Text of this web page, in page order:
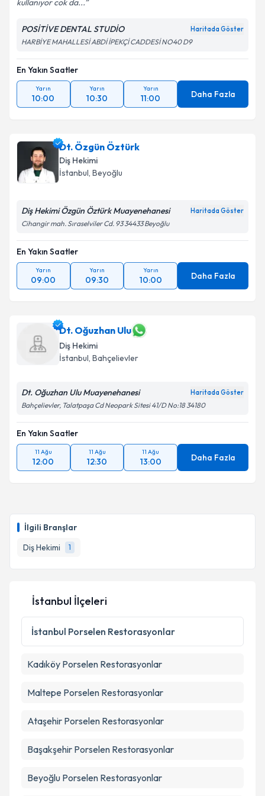
İlgili Branşlar
Diş Hekimi
1
kullanıyor cok da...
POSİTİVE DENTAL STUDİO Haritada Göster
HARBİYE MAHALLESİ ABDİ İPEKÇİ CADDESİ NO40 D9
En Yakın Saatler
Yarın
10:00
Yarın
10:30
Yarın
11:00 Daha Fazla
Dt. Özgün Öztürk
Diş Hekimi
İstanbul, Beyoğlu
Diş Hekimi Özgün Öztürk Muayenehanesi Haritada Göster
Cihangir mah. Sıraselviler Cd. 93 34433 Beyoğlu
En Yakın Saatler
Yarın
09:00
Yarın
09:30
Yarın
10:00 Daha Fazla
Dt. Oğuzhan Ulu
Diş Hekimi
İstanbul, Bahçelievler
Dt. Oğuzhan Ulu Muayenehanesi Haritada Göster
Bahçelievler, Talatpaşa Cd Neopark Sitesi 41/D No:18 34180
En Yakın Saatler
11 Ağu
12:00
11 Ağu
12:30
11 Ağu
13:00 Daha Fazla
İstanbul İlçeleri
İstanbul Porselen Restorasyonlar
Kadıköy Porselen Restorasyonlar
Maltepe Porselen Restorasyonlar
Ataşehir Porselen Restorasyonlar
Başakşehir Porselen Restorasyonlar
Beyoğlu Porselen Restorasyonlar